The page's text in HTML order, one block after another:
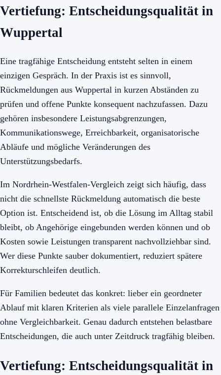
Vertiefung: Entscheidungsqualität in
Wuppertal
Eine tragfähige Entscheidung entsteht selten in einem
einzigen Gespräch. In der Praxis ist es sinnvoll,
Rückmeldungen aus Wuppertal in kurzen Abständen zu
prüfen und offene Punkte konsequent nachzufassen. Dazu
gehören insbesondere Leistungsabgrenzungen,
Kommunikationswege, Erreichbarkeit, organisatorische
Abläufe und mögliche Veränderungen des
Unterstützungsbedarfs.
Im Nordrhein-Westfalen-Vergleich zeigt sich häufig, dass
nicht die schnellste Rückmeldung automatisch die beste
Option ist. Entscheidend ist, ob die Lösung im Alltag stabil
bleibt, ob Angehörige eingebunden werden können und ob
Kosten sowie Leistungen transparent nachvollziehbar sind.
Wer diese Punkte sauber dokumentiert, reduziert spätere
Korrekturschleifen deutlich.
Für Familien bedeutet das konkret: lieber ein geordneter
Ablauf mit klaren Kriterien als viele parallele Einzelanfragen
ohne Vergleichbarkeit. Genau dadurch entstehen belastbare
Entscheidungen, die auch unter Zeitdruck tragfähig bleiben.
Vertiefung: Entscheidungsqualität in